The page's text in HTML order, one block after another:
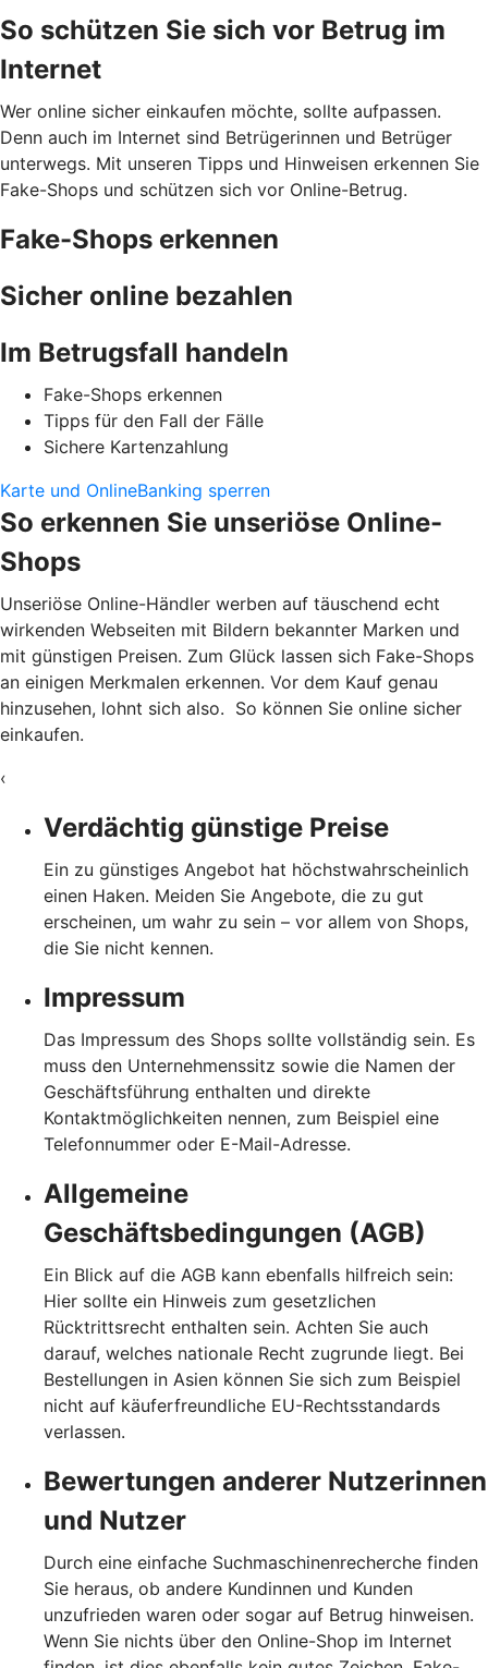
So schützen Sie sich vor Betrug im
Internet
Wer online sicher einkaufen möchte, sollte aufpassen.
Denn auch im Internet sind Betrügerinnen und Betrüger
unterwegs. Mit unseren Tipps und Hinweisen erkennen Sie
Fake-Shops und schützen sich vor Online-Betrug.
Fake-Shops erkennen
Sicher online bezahlen
Im Betrugsfall handeln
Fake-Shops erkennen
Tipps für den Fall der Fälle
Sichere Kartenzahlung
Karte und OnlineBanking sperren
So erkennen Sie unseriöse Online-
Shops
Unseriöse Online-Händler werben auf täuschend echt
wirkenden Webseiten mit Bildern bekannter Marken und
mit günstigen Preisen. Zum Glück lassen sich Fake-Shops
an einigen Merkmalen erkennen. Vor dem Kauf genau
hinzusehen, lohnt sich also. So können Sie online sicher
einkaufen.
‹
Verdächtig günstige Preise
Ein zu günstiges Angebot hat höchstwahrscheinlich
einen Haken. Meiden Sie Angebote, die zu gut
erscheinen, um wahr zu sein – vor allem von Shops,
die Sie nicht kennen.
Impressum
Das Impressum des Shops sollte vollständig sein. Es
muss den Unternehmenssitz sowie die Namen der
Geschäftsführung enthalten und direkte
Kontaktmöglichkeiten nennen, zum Beispiel eine
Telefonnummer oder E-Mail-Adresse.
Allgemeine
Geschäftsbedingungen (AGB)
Ein Blick auf die AGB kann ebenfalls hilfreich sein:
Hier sollte ein Hinweis zum gesetzlichen
Rücktrittsrecht enthalten sein. Achten Sie auch
darauf, welches nationale Recht zugrunde liegt. Bei
Bestellungen in Asien können Sie sich zum Beispiel
nicht auf käuferfreundliche EU-Rechtsstandards
verlassen.
Bewertungen anderer Nutzerinnen
und Nutzer
Durch eine einfache Suchmaschinenrecherche finden
Sie heraus, ob andere Kundinnen und Kunden
unzufrieden waren oder sogar auf Betrug hinweisen.
Wenn Sie nichts über den Online-Shop im Internet